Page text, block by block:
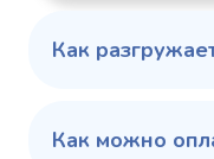
размеры (Д х Ш х
режим, °C
Как
Как можно